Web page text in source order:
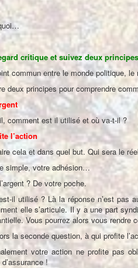
critique et suivez deux
commun entre le monde politique,
deux principes pour comprendre
comment est il utilisé et où va-t-il ?
l’action
cela et dans quel but. Qui sera le
simple, votre adhésion…
? De votre poche.
il utilisé ? Là la réponse n’est pas
elle s’articule. Il y a une part
Vous pourrez alors vous
la seconde question, à qui profite
votre action ne profite pas
!